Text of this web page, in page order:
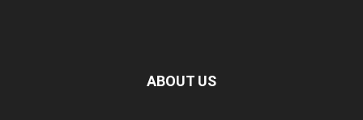
ABOUT US